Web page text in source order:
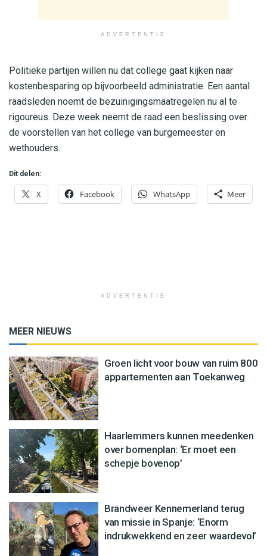
ADVERTENTIE
Politieke partijen willen nu dat college gaat kijken naar
kostenbesparing op bijvoorbeeld administratie. Een aantal
raadsleden noemt de bezuinigingsmaatregelen nu al te
rigoureus. Deze week neemt de raad een beslissing over
de voorstellen van het college van burgemeester en
wethouders.
Dit delen:
X Facebook WhatsApp Meer
ADVERTENTIE
MEER NIEUWS
Groen licht voor bouw van ruim 800
appartementen aan Toekanweg
Haarlemmers kunnen meedenken
over bomenplan: ‘Er moet een
schepje bovenop’
Brandweer Kennemerland terug
van missie in Spanje: ‘Enorm
indrukwekkend en zeer waardevol’